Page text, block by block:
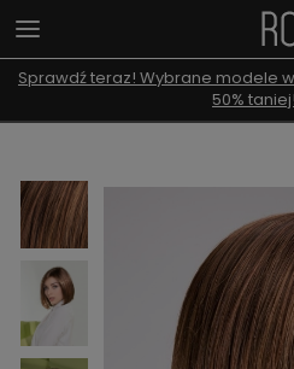
Sprawdź teraz! Wybrane modele
50% taniej!